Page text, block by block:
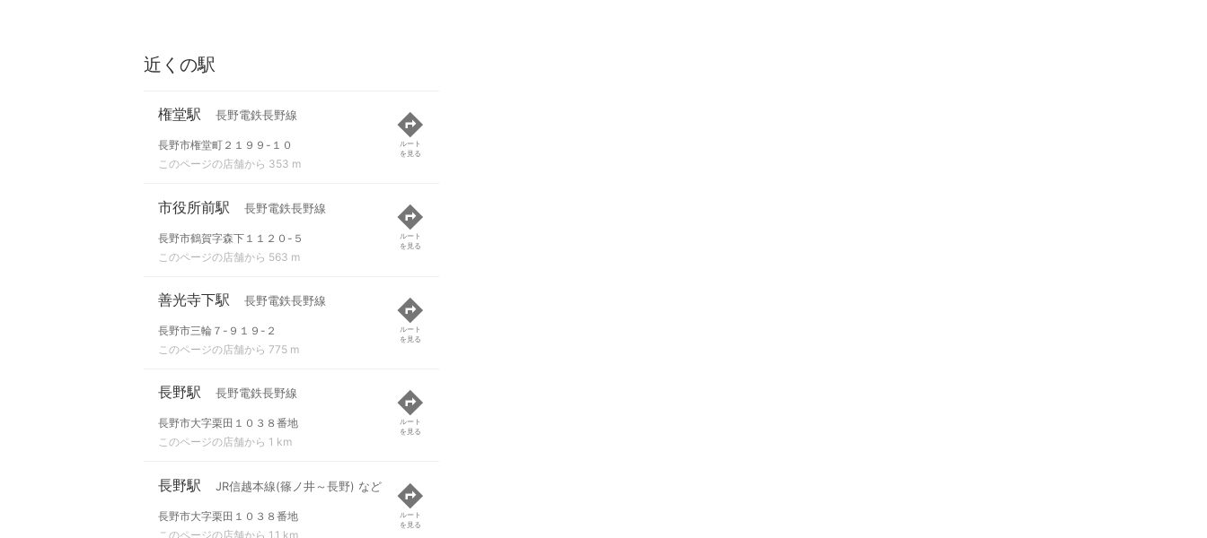
近くの駅
権堂駅 長野電鉄長野線
長野市権堂町２１９９-１０
このページの店舗から 353 m
ルート
を見る
市役所前駅 長野電鉄長野線
長野市鶴賀字森下１１２０-５
このページの店舗から 563 m
ルート
を見る
善光寺下駅 長野電鉄長野線
長野市三輪７-９１９-２
このページの店舗から 775 m
ルート
を見る
長野駅 長野電鉄長野線
長野市大字栗田１０３８番地
このページの店舗から 1 km
ルート
を見る
長野駅 JR信越本線(篠ノ井～長野) など
長野市大字栗田１０３８番地
このページの店舗から 1.1 km
ルート
を見る